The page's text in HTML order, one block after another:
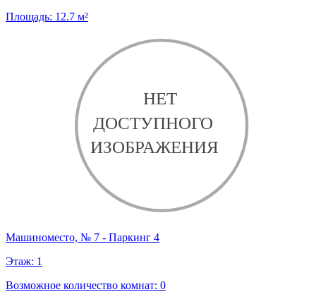
Площадь: 12.7 м²
Машиноместо, № 7 - Паркинг 4
Этаж: 1
Возможное количество комнат: 0